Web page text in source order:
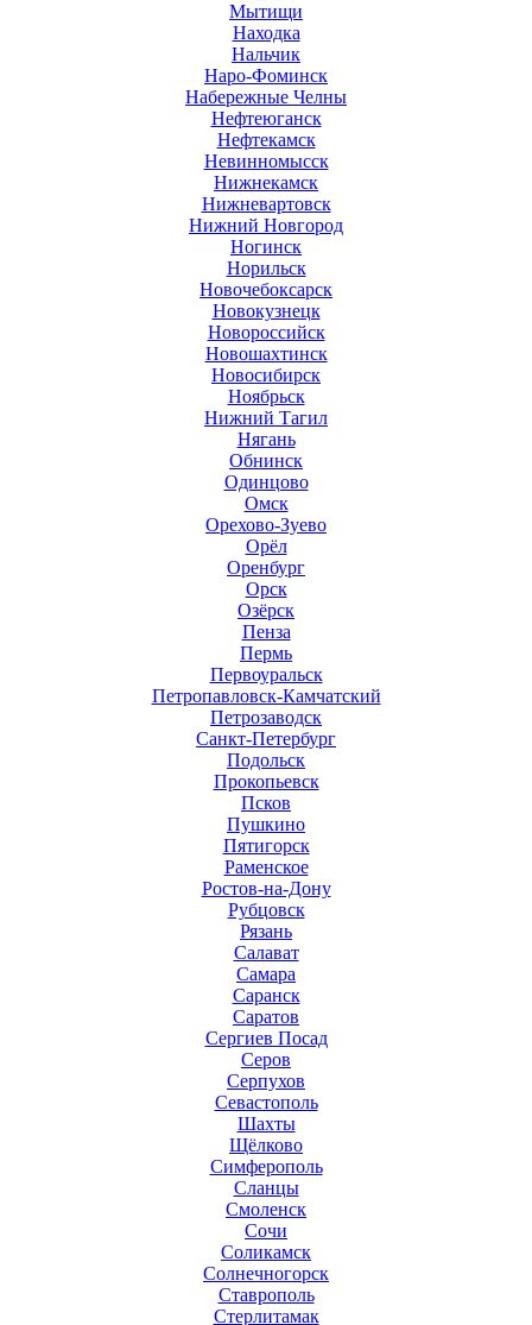
Мытищи
Находка
Нальчик
Наро-Фоминск
Набережные Челны
Нефтеюганск
Нефтекамск
Невинномысск
Нижнекамск
Нижневартовск
Нижний Новгород
Ногинск
Норильск
Новочебоксарск
Новокузнецк
Новороссийск
Новошахтинск
Новосибирск
Ноябрьск
Нижний Тагил
Нягань
Обнинск
Одинцово
Омск
Орехово-Зуево
Орёл
Оренбург
Орск
Озёрск
Пенза
Пермь
Первоуральск
Петропавловск-Камчатский
Петрозаводск
Санкт-Петербург
Подольск
Прокопьевск
Псков
Пушкино
Пятигорск
Раменское
Ростов-на-Дону
Рубцовск
Рязань
Салават
Самара
Саранск
Саратов
Сергиев Посад
Серов
Серпухов
Севастополь
Шахты
Щёлково
Симферополь
Сланцы
Смоленск
Сочи
Соликамск
Солнечногорск
Ставрополь
Стерлитамак